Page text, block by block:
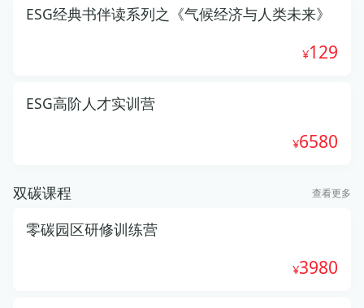
ESG经典书伴读系列之《气候经济与人类未来》
129
ESG高阶人才实训营
6580
双碳课程 查看更多
零碳园区研修训练营
3980